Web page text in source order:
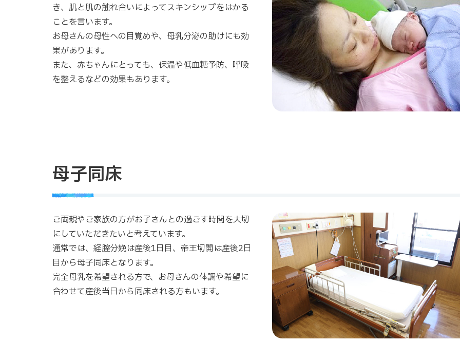
き、肌と肌の触れ合いによってスキンシップをはかる
ことを言います。
お母さんの母性への目覚めや、母乳分泌の助けにも効
果があります。
また、赤ちゃんにとっても、保温や低血糖予防、呼吸
を整えるなどの効果もあります。
母子同床
ご両親やご家族の方がお子さんとの過ごす時間を大切
にしていただきたいと考えています。
通常では、経腟分娩は産後1日目、帝王切開は産後2日
目から母子同床となります。
完全母乳を希望される方で、お母さんの体調や希望に
合わせて産後当日から同床される方もいます。